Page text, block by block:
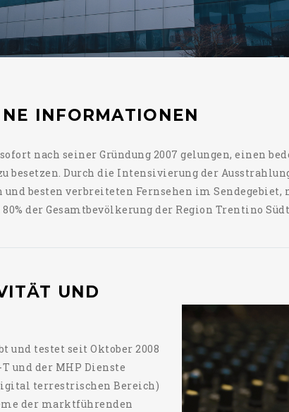
INFORMATIONEN
nach seiner Gründung 2007 gelungen, einen
besetzen. Durch die Intensivierung der
und besten verbreiteten Fernsehen im
der Gesamtbevölkerung der Region Trentino
UND
und testet seit Oktober 2008
und der MHP Dienste
terrestrischen Bereich)
der marktführenden